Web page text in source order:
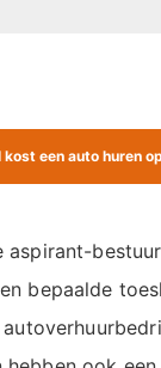
kost een auto huren
aspirant-
bepaalde